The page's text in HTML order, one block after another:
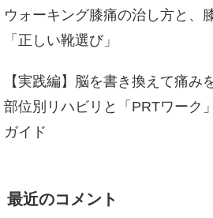
ウォーキング膝痛の治し方と、
「正しい靴選び」
【実践編】脳を書き換えて痛み
部位別リハビリと「PRTワーク
ガイド
最近のコメント